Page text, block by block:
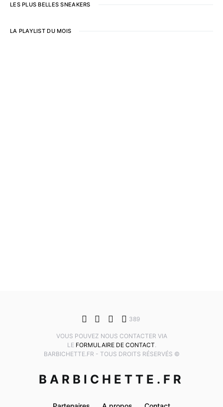
LES PLUS BELLES SNEAKERS
LA PLAYLIST DU MOIS
389
VOUS POUVEZ NOUS CONTACTER VIA
LE FORMULAIRE DE CONTACT.
BARBICHETTE.FR - TOUS DROITS RÉSERVÉS ©
BARBICHETTE.FR